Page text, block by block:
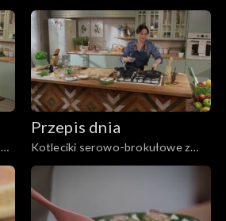
budyniem i orzechami
Przepis dnia
Kotleciki serowo-brokułowe z
karmelizowanymi burakami